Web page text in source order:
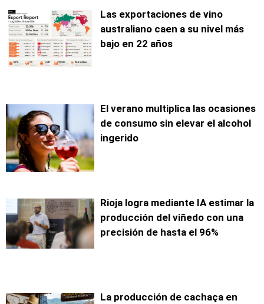
Las exportaciones de vino
australiano caen a su nivel más
bajo en 22 años
El verano multiplica las ocasiones
de consumo sin elevar el alcohol
ingerido
Rioja logra mediante IA estimar la
producción del viñedo con una
precisión de hasta el 96%
La producción de cachaça en